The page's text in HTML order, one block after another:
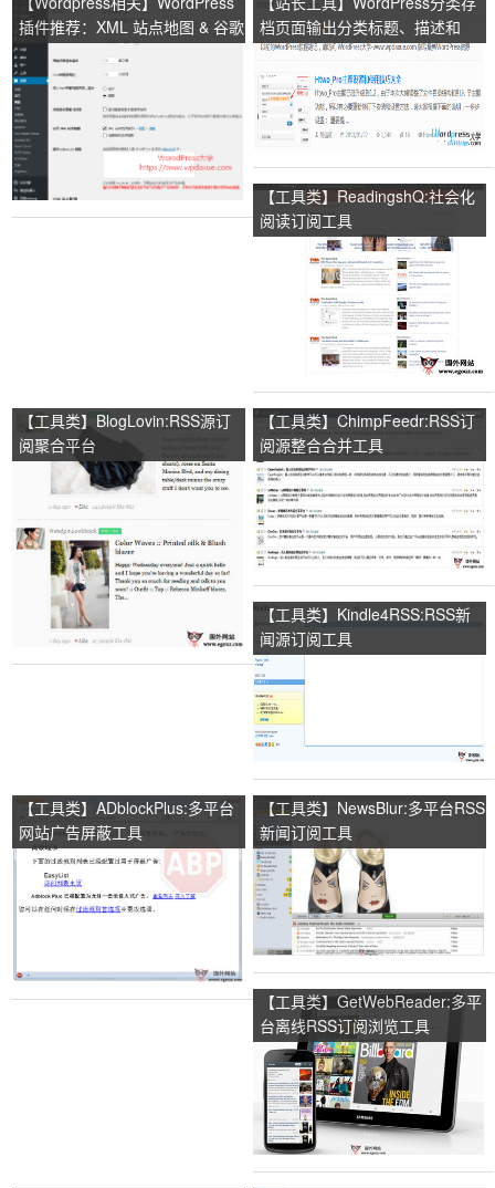
插件推荐：XML 站点地图 & 谷歌
新闻订阅源
档页面输出分类标题、描述和
RSS订阅
【工具类】ReadingshQ:社会化
阅读订阅工具
【工具类】BlogLovin:RSS源订
阅聚合平台
【工具类】ChimpFeedr:RSS订
阅源整合合并工具
【工具类】Kindle4RSS:RSS新
闻源订阅工具
【工具类】ADblockPlus:多平台
网站广告屏蔽工具
【工具类】NewsBlur:多平台RSS
新闻订阅工具
【工具类】GetWebReader:多平
台离线RSS订阅浏览工具